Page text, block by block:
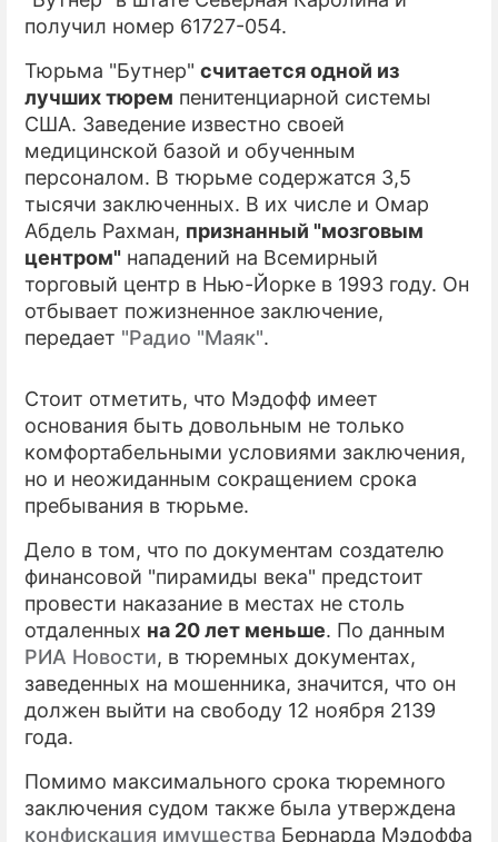
СЕРИАЛЫ
ИГРЫ
ПРЕСС-РЕЛИЗЫ
О ПРОЕКТЕ
получил номер 61727-054.
Тюрьма "Бутнер" считается одной из
лучших тюрем пенитенциарной системы
США. Заведение известно своей
медицинской базой и обученным
персоналом. В тюрьме содержатся 3,5
тысячи заключенных. В их числе и Омар
Абдель Рахман, признанный "мозговым
центром" нападений на Всемирный
торговый центр в Нью-Йорке в 1993 году. Он
отбывает пожизненное заключение,
передает "Радио "Маяк".
Стоит отметить, что Мэдофф имеет
основания быть довольным не только
комфортабельными условиями заключения,
но и неожиданным сокращением срока
пребывания в тюрьме.
Дело в том, что по документам создателю
финансовой "пирамиды века" предстоит
провести наказание в местах не столь
отдаленных на 20 лет меньше. По данным
РИА Новости, в тюремных документах,
заведенных на мошенника, значится, что он
должен выйти на свободу 12 ноября 2139
года.
Помимо максимального срока тюремного
заключения судом также была утверждена
конфискация имущества Бернарда Мэдоффа